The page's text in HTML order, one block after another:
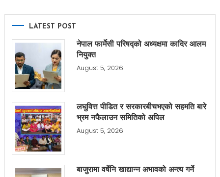
LATEST POST
नेपाल फार्मेसी परिषद्को अध्यक्षमा कादिर आलम
नियुक्त
August 5, 2026
लघुवित्त पीडित र सरकारबीचभएको सहमति बारे
भ्रम नफैलाउन समितिको अपिल
August 5, 2026
बाजुरामा वर्षेनि खाद्यान्न अभावको अन्त्य गर्ने